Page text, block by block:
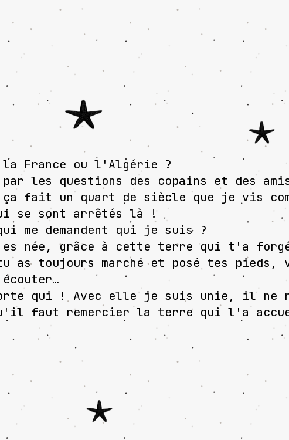
France ou l'Algérie ?
les questions des copains et des
fait un quart de siècle que je vis
se sont arrêtés là !
me demandent qui je suis ?
née, grâce à cette terre qui t'a
as toujours marché et posé tes pieds,
qui ! Avec elle je suis unie, il ne
faut remercier la terre qui l'a